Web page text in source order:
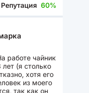
Репутация 60%
работе чайник
(я столько
хотя его
из моего
так как он